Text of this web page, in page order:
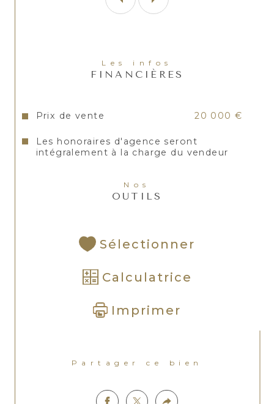
Les infos
FINANCIÈRES
Prix de vente 20 000 €
Les honoraires d'agence seront
intégralement à la charge du vendeur
Nos
OUTILS
Sélectionner
Calculatrice
Imprimer
Partager ce bien